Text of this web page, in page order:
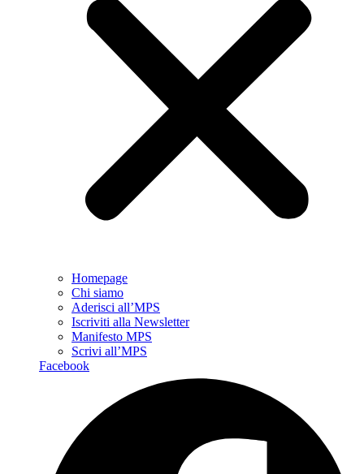
Homepage
Chi siamo
Aderisci all’MPS
Iscriviti alla Newsletter
Manifesto MPS
Scrivi all’MPS
Facebook